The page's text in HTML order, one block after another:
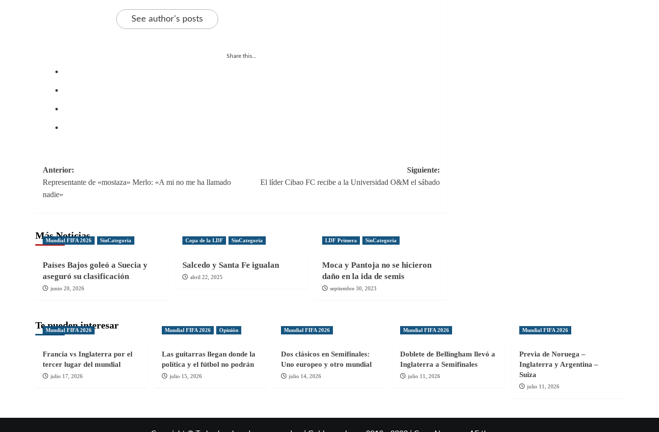
See author's posts
Share this...
Navegación
de
Anterior:
Representante de «mostaza» Merlo: «A mi no me ha llamado
nadie»
Siguiente:
El líder Cibao FC recibe a la Universidad O&M el sábado
Más Noticias
Mundial FIFA 2026 SinCategoria
Países Bajos goleó a Suecia y
aseguró su clasificación
junio 20, 2026
Copa de la LDF SinCategoria
Salcedo y Santa Fe igualan
abril 22, 2025
LDF Primera SinCategoria
Moca y Pantoja no se hicieron
daño en la ida de semis
septiembre 30, 2023
Te pueden interesar
Mundial FIFA 2026
Francia vs Inglaterra por el
tercer lugar del mundial
julio 17, 2026
Mundial FIFA 2026 Opinión
Las guitarras llegan donde la
política y el fútbol no podrán
julio 15, 2026
Mundial FIFA 2026
Dos clásicos en Semifinales:
Uno europeo y otro mundial
julio 14, 2026
Mundial FIFA 2026
Doblete de Bellingham llevó a
Inglaterra a Semifinales
julio 11, 2026
Mundial FIFA 2026
Previa de Noruega –
Inglaterra y Argentina –
Suiza
julio 11, 2026